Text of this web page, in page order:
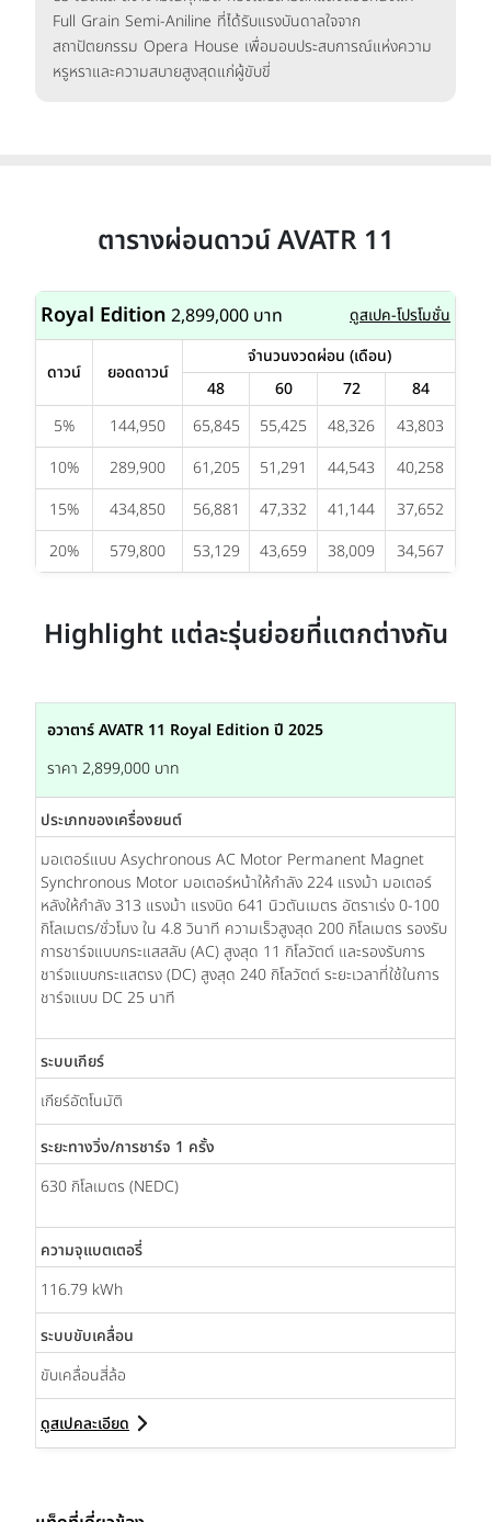
Full Grain Semi-Aniline ที่ได้รับแรงบันดาลใจจาก
สถาปัตยกรรม Opera House เพื่อมอบประสบการณ์แห่งความ
หรูหราและความสบายสูงสุดแก่ผู้ขับขี่
ตารางผ่อนดาวน์ AVATR 11
Royal Edition 2,899,000 บาท ดูสเปค-โปรโมชั่น
ดาวน์ ยอดดาวน์
จำนวนงวดผ่อน (เดือน)
48
60 72
84
5%
144,950 65,845 55,425 48,326
43,803
10%
289,900 61,205 51,291 44,543
40,258
15%
434,850 56,881 47,332 41,144
37,652
20%
579,800 53,129 43,659 38,009 34,567
Highlight แต่ละรุ่นย่อยที่แตกต่างกัน
อวาตาร์ AVATR 11 Royal Edition ปี 2025
ราคา 2,899,000 บาท
ประเภทของเครื่องยนต์
มอเตอร์แบบ Asychronous AC Motor Permanent Magnet
Synchronous Motor มอเตอร์หน้าให้กำลัง 224 แรงม้า มอเตอร์
หลังให้กำลัง 313 แรงม้า แรงบิด 641 นิวตันเมตร อัตราเร่ง 0-100
กิโลเมตร/ชั่วโมง ใน 4.8 วินาที ความเร็วสูงสุด 200 กิโลเมตร รองรับ
การชาร์จแบบกระแสสลับ (AC) สูงสุด 11 กิโลวัตต์ และรองรับการ
ชาร์จแบบกระแสตรง (DC) สูงสุด 240 กิโลวัตต์ ระยะเวลาที่ใช้ในการ
ชาร์จแบบ DC 25 นาที
ระบบเกียร์
เกียร์อัตโนมัติ
ระยะทางวิ่ง/การชาร์จ 1 ครั้ง
630 กิโลเมตร (NEDC)
ความจุแบตเตอรี่
116.79 kWh
ระบบขับเคลื่อน
ขับเคลื่อนสี่ล้อ
ดูสเปคละเอียด